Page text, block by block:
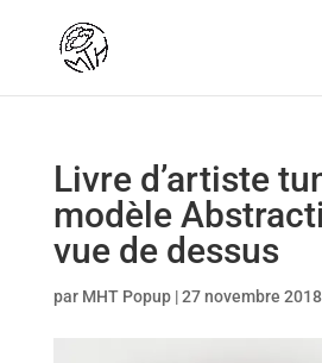
Livre d’artiste
modèle
vue de dessus
par MHT Popup|27 novembre 2018